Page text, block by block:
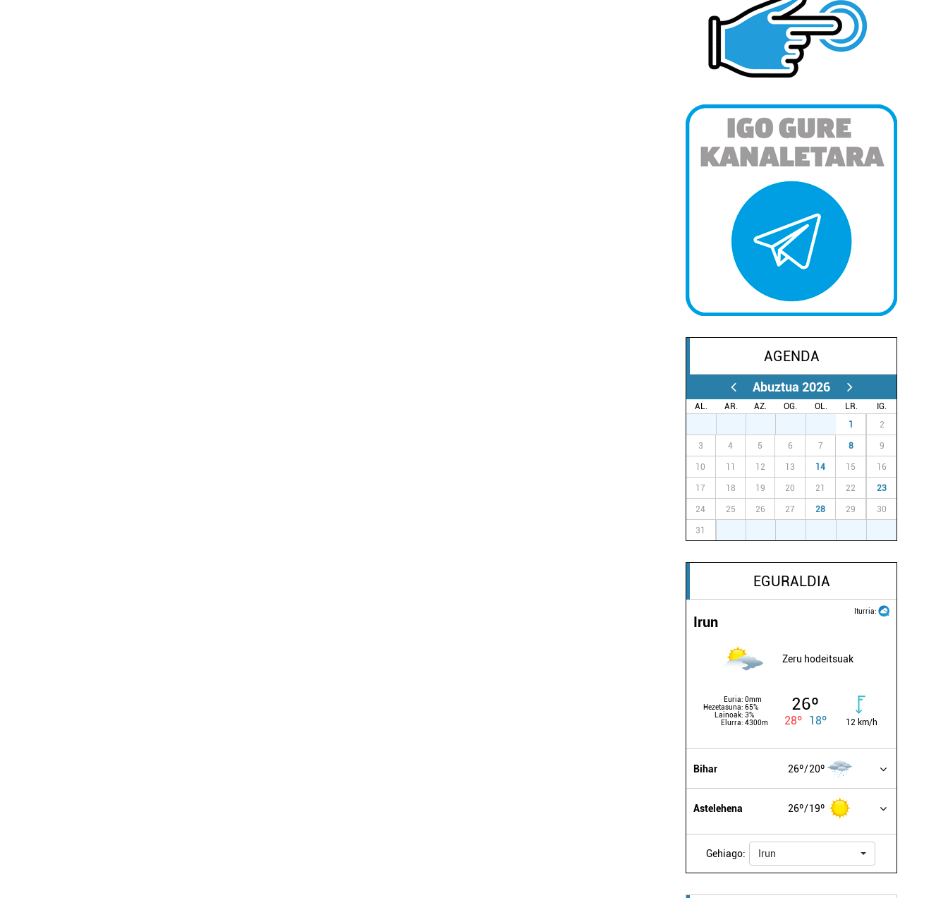
AGENDA
Abuztua 2026
AL. AR. AZ. OG. OL. LR.
IG.
1 2
3 4 5 6 7 8 9
10 11 12 13 14 15 16
17 18 19 20 21 22 23
24 25 26 27 28 29 30
31
EGURALDIA
Iturria:
Irun
Zeru hodeitsuak
Euria: 0mm
Hezetasuna: 65%
Lainoak: 3%
Elurra: 4300m
26º
28º 18º 12 km/h
Bihar 26º 20º
Astelehena 26º 19º
Gehiago: Irun